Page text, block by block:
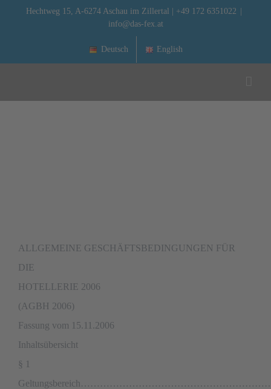
Hechtweg 15, A-6274 Aschau im Zillertal | +49 172 6351022
info@das-fex.at
Deutsch English
ALLGEMEINE GESCHÄFTSBEDINGUNGEN FÜR
DIE
HOTELLERIE 2006
(AGBH 2006)
Fassung vom 15.11.2006
Inhaltsübersicht
§ 1